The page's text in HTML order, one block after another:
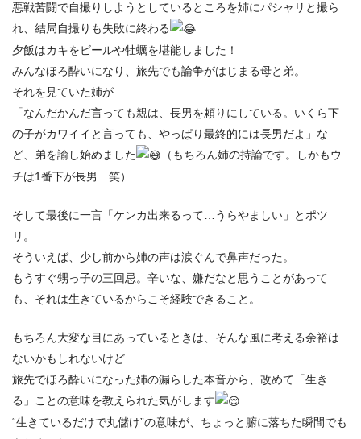
悪戦苦闘で自撮りしようとしているところを姉にパシャリと撮ら
れ、結局自撮りも失敗に終わる
夕飯はカキをビールや牡蠣を堪能しました！
みんなほろ酔いになり、旅先でも論争がはじまる母と弟。
それを見ていた姉が
「なんだかんだ言っても親は、長男を頼りにしている。いくら下
の子がカワイイと言っても、やっぱり最終的には長男だよ」な
ど、弟を諭し始めました
（もちろん姉の持論です。しかもウ
チは1番下が長男…笑）
そして最後に一言「ケンカ出来るって…うらやましい」とポツ
リ。
そういえば、少し前から姉の声は涙ぐんで鼻声だった。
もうすぐ甥っ子の三回忌。辛いな、嫌だなと思うことがあって
も、それは生きているからこそ経験できること。
もちろん大変な目にあっているときは、そんな風に考える余裕は
ないかもしれないけど…
旅先でほろ酔いになった姉の漏らした本音から、改めて「生き
る」ことの意味を教えられた気がします
“生きているだけで丸儲け”の意味が、ちょっと腑に落ちた瞬間でも